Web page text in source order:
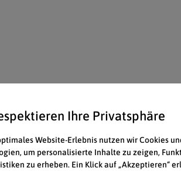
Ihre Privatsphäre
Website-Erlebnis nutzen wir Cookies
um personalisierte Inhalte zu zeigen,
zu erheben. Ein Klick auf „Akzeptieren“